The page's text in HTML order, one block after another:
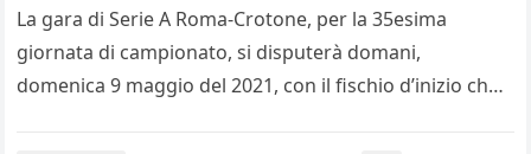
La gara di Serie A Roma-Crotone, per la 35esima
giornata di campionato, si disputerà domani,
domenica 9 maggio del 2021, con il fischio d’inizio che